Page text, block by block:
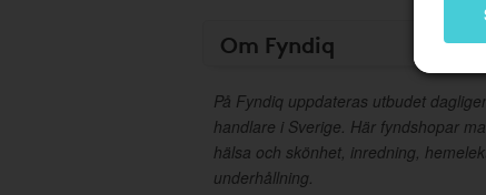
Om Fyndiq
På Fyndiq uppdateras utbudet
handlare i Sverige. Här fyndshopar
hälsa och skönhet, inredning,
underhållning.